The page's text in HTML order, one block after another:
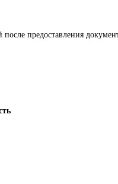
предоставления